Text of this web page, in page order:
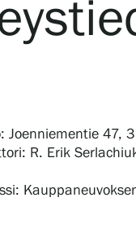
Joenniementie 47,
R. Erik